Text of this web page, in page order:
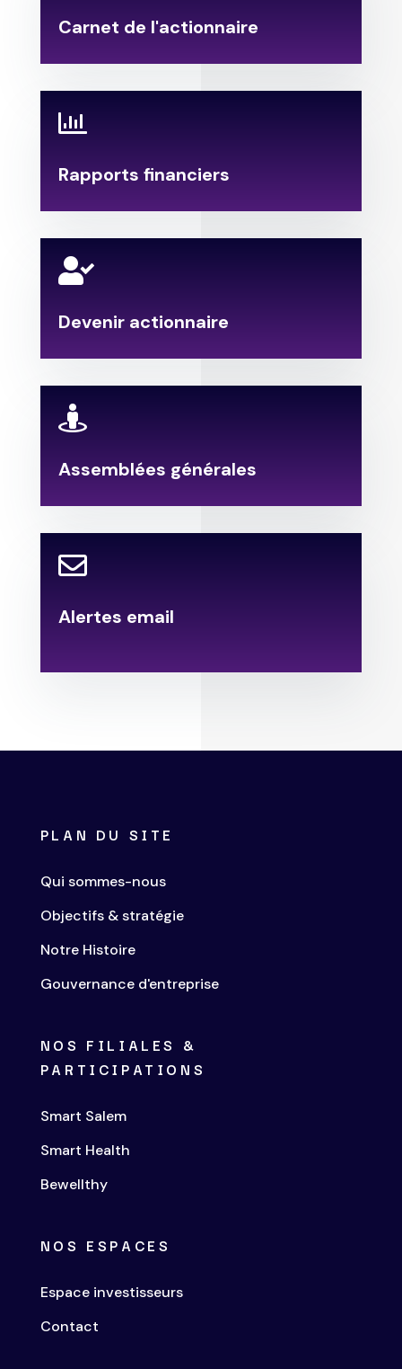
Carnet de l'actionnaire

Rapports financiers

Devenir actionnaire

Assemblées générales

Alertes email
PLAN DU SITE
Qui sommes-nous
Objectifs & stratégie
Notre Histoire
Gouvernance d'entreprise
NOS FILIALES &
PARTICIPATIONS
Smart Salem
Smart Health
Bewellthy
NOS ESPACES
Espace investisseurs
Contact